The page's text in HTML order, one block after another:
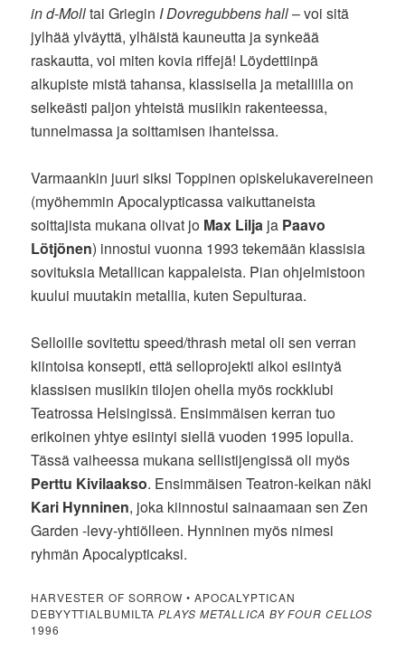
in d-Molltai Griegin I Dovregubbens hall– voi sitä
jylhää ylväyttä, ylhäistä kauneutta ja synkeää
raskautta, voi miten kovia riffejä! Löydettiinpä
alkupiste mistä tahansa, klassisella ja metallilla on
selkeästi paljon yhteistä musiikin rakenteessa,
tunnelmassa ja soittamisen ihanteissa.
Varmaankin juuri siksi Toppinen opiskelukavereineen
(myöhemmin Apocalypticassa vaikuttaneista
soittajista mukana olivat jo Max Lilja ja Paavo
Lötjönen) innostui vuonna 1993 tekemään klassisia
sovituksia Metallican kappaleista. Pian ohjelmistoon
kuului muutakin metallia, kuten Sepulturaa.
Selloille sovitettu speed/thrash metal oli sen verran
kiintoisa konsepti, että selloprojekti alkoi esiintyä
klassisen musiikin tilojen ohella myös rockklubi
Teatrossa Helsingissä. Ensimmäisen kerran tuo
erikoinen yhtye esiintyi siellä vuoden 1995 lopulla.
Tässä vaiheessa mukana sellistijengissä oli myös
Perttu Kivilaakso. Ensimmäisen Teatron-keikan näki
Kari Hynninen, joka kiinnostui sainaamaan sen Zen
Garden -levy-yhtiölleen. Hynninen myös nimesi
ryhmän Apocalypticaksi.
HARVESTER OF SORROW • APOCALYPTICAN
DEBYYTTIALBUMILTAPLAYS METALLICA BY FOUR CELLOS
1996